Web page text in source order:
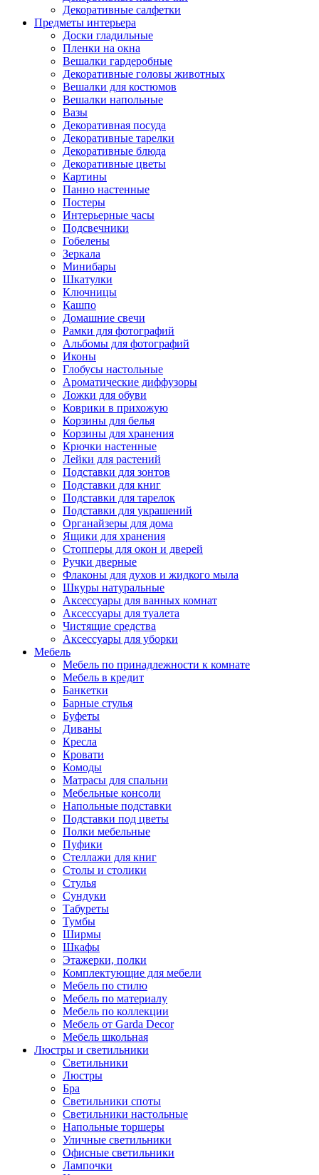
Декоративные салфетки
Предметы интерьера
Доски гладильные
Пленки на окна
Вешалки гардеробные
Декоративные головы животных
Вешалки для костюмов
Вешалки напольные
Вазы
Декоративная посуда
Декоративные тарелки
Декоративные блюда
Декоративные цветы
Картины
Панно настенные
Постеры
Интерьерные часы
Подсвечники
Гобелены
Зеркала
Минибары
Шкатулки
Ключницы
Кашпо
Домашние свечи
Рамки для фотографий
Альбомы для фотографий
Иконы
Глобусы настольные
Ароматические диффузоры
Ложки для обуви
Коврики в прихожую
Корзины для белья
Корзины для хранения
Крючки настенные
Лейки для растений
Подставки для зонтов
Подставки для книг
Подставки для тарелок
Подставки для украшений
Органайзеры для дома
Ящики для хранения
Стопперы для окон и дверей
Ручки дверные
Флаконы для духов и жидкого мыла
Шкуры натуральные
Аксессуары для ванных комнат
Аксессуары для туалета
Чистящие средства
Аксессуары для уборки
Мебель
Мебель по принадлежности к комнате
Мебель в кредит
Банкетки
Барные стулья
Буфеты
Диваны
Кресла
Кровати
Комоды
Матрасы для спальни
Мебельные консоли
Напольные подставки
Подставки под цветы
Полки мебельные
Пуфики
Стеллажи для книг
Столы и столики
Стулья
Сундуки
Табуреты
Тумбы
Ширмы
Шкафы
Этажерки, полки
Комплектующие для мебели
Мебель по стилю
Мебель по материалу
Мебель по коллекции
Мебель от Garda Decor
Мебель школьная
Люстры и светильники
Светильники
Люстры
Бра
Светильники споты
Светильники настольные
Напольные торшеры
Уличные светильники
Офисные светильники
Лампочки